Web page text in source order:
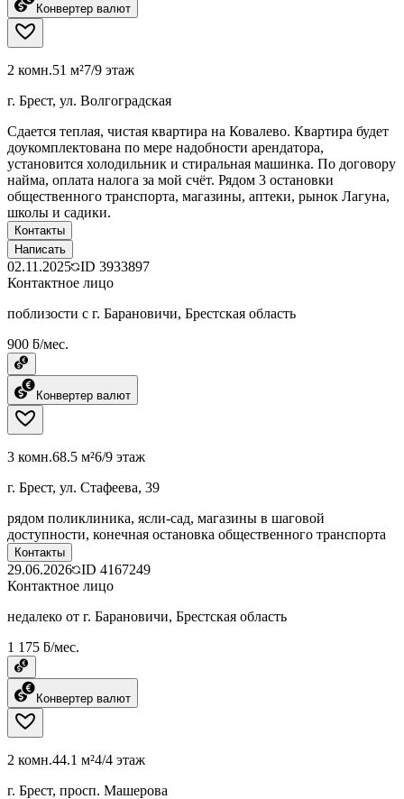
Конвертер валют
2 комн.51 м²7/9 этаж
г. Брест, ул. Волгоградская
Сдается теплая, чистая квартира на Ковалево. Квартира будет
доукомплектована по мере надобности арендатора,
установится холодильник и стиральная машинка. По договору
найма, оплата налога за мой счёт. Рядом 3 остановки
общественного транспорта, магазины, аптеки, рынок Лагуна,
школы и садики.
Контакты
Написать
02.11.2025 ID 3933897
Контактное лицо
поблизости с г. Барановичи, Брестская область
900 ƃ/мес.
Конвертер валют
3 комн.68.5 м²6/9 этаж
г. Брест, ул. Стафеева, 39
рядом поликлиника, ясли-сад, магазины в шаговой
доступности, конечная остановка общественного транспорта
Контакты
29.06.2026 ID 4167249
Контактное лицо
недалеко от г. Барановичи, Брестская область
1 175 ƃ/мес.
Конвертер валют
2 комн.44.1 м²4/4 этаж
г. Брест, просп. Машерова